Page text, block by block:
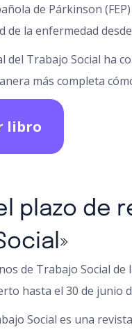
de Párkinson
de la enfermedad
del Trabajo Social ha
más completa
libro
plazo de
de Trabajo Social
hasta el 30 de junio
Social es una